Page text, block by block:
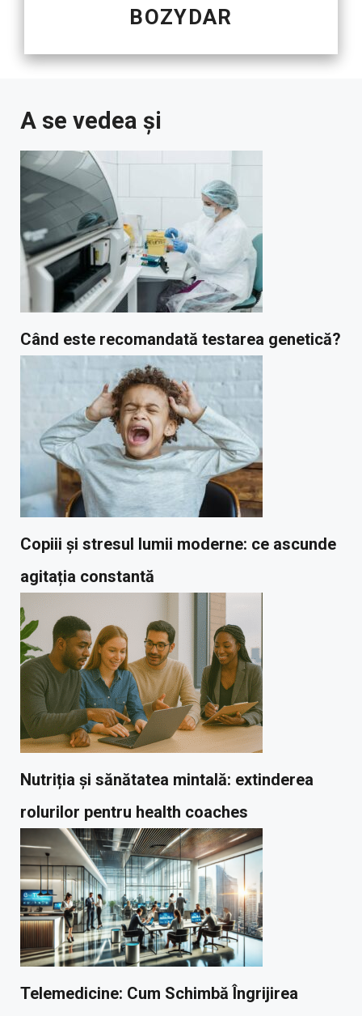
BOZYDAR
A se vedea și
Când este recomandată testarea genetică?
Copiii și stresul lumii moderne: ce ascunde
agitația constantă
Nutriția și sănătatea mintală: extinderea
rolurilor pentru health coaches
Telemedicine: Cum Schimbă Îngrijirea